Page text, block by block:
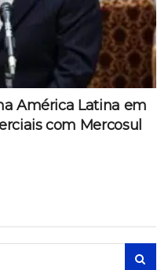
América Latina em
com Mercosul